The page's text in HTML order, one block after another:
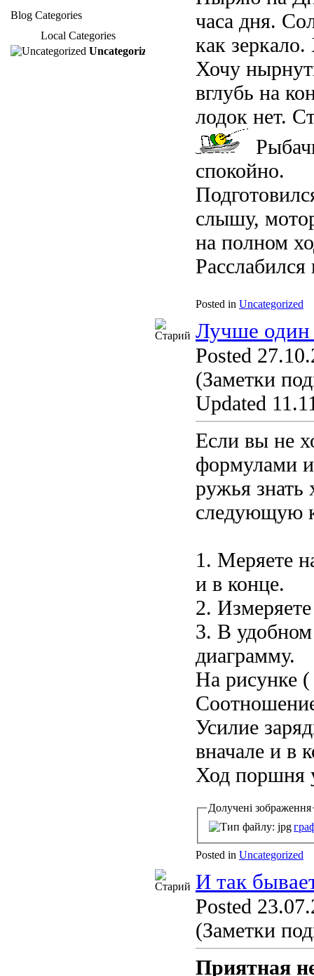
часа дня.
как
Хочу
вглубь на
лодок нет.
спокойно.
слышу,
на полном
Posted in Uncategorized
Лучше один
Posted
(Заметки
Updated
Если вы не
формулами и
ружья знать
следующую
1. Меряете
и в конце.
2.
3. В удобном
диаграмму.
На рисунке
Усилие
вначале и в
Ход поршня
Долучені зображення
Posted in Uncategorized
И так
Posted
(Заметки
Приятная
Blog Categories
Local Categories
Uncategorized